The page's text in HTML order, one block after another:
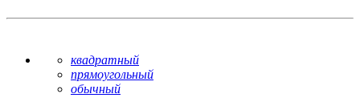
квадратный
прямоугольный
обычный